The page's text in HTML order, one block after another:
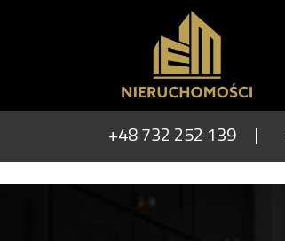
+48 732 252 139